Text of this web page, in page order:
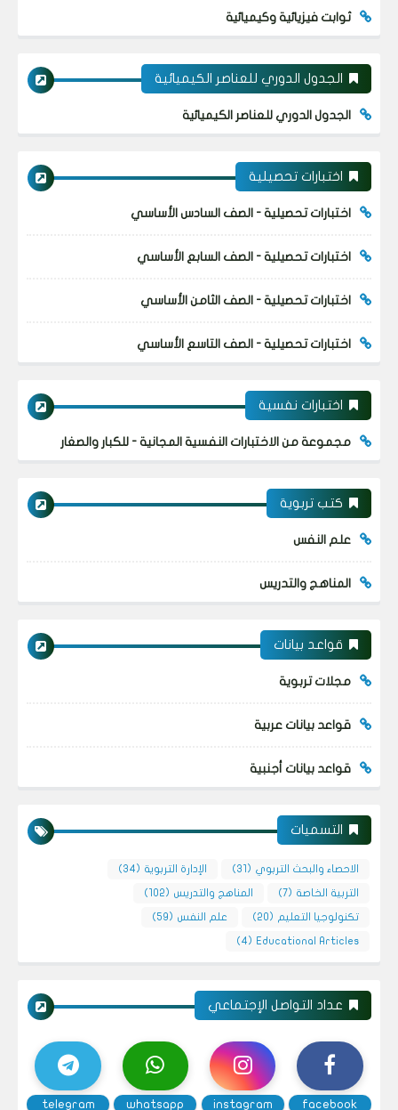
ثوابت فيزيائية وكيميائية
الجدول الدوري للعناصر الكيميائية
الجدول الدوري للعناصر الكيميائية
اختبارات تحصيلية
اختبارات تحصيلية - الصف السادس الأساسي
اختبارات تحصيلية - الصف السابع الأساسي
اختبارات تحصيلية - الصف الثامن الأساسي
اختبارات تحصيلية - الصف التاسع الأساسي
اختبارات نفسية
مجموعة من الاختبارات النفسية المجانية - للكبار والصغار
كتب تربوية
علم النفس
المناهج والتدريس
قواعد بيانات
مجلات تربوية
قواعد بيانات عربية
قواعد بيانات أجنبية
التسميات
الاحصاء والبحث التربوي (31) الإدارة التربوية (34)
التربية الخاصة (7) المناهج والتدريس (102)
تكنولوجيا التعليم (20) علم النفس (59)
Educational Articles
(4)
عداد التواصل الإجتماعي
facebook
instagram
whatsapp
telegram